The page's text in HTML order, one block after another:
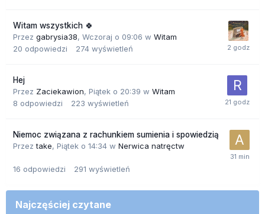
Witam wszystkich 🍀
Przez gabrysia38, Wczoraj o 09:06 w Witam
20 odpowiedzi 274 wyświetleń
Hej
Przez Zaciekawion, Piątek o 20:39 w Witam
8 odpowiedzi 223 wyświetleń
Niemoc związana z rachunkiem sumienia i spowiedzią
Przeztake, Piątek o 14:34 w Nerwica natręctw
16 odpowiedzi 291 wyświetleń
Najczęściej czytane